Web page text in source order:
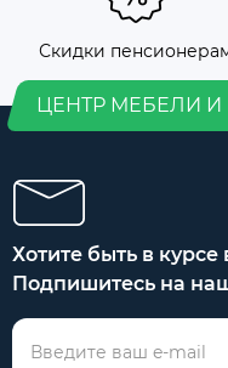
Скидки
ЦЕНТР МЕБЕЛИ И
Хотите быть в
Подпишитесь на